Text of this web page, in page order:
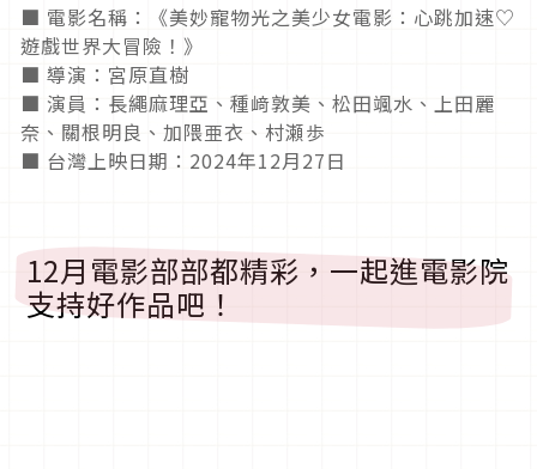
■ 電影名稱：《美妙寵物光之美少女電影：心跳加速♡
遊戲世界大冒險！》
■ 導演：宮原直樹
■ 演員：長繩麻理亞、種﨑敦美、松田颯水、上田麗
奈、關根明良、加隈亜衣、村瀬歩
■ 台灣上映日期：2024年12月27日
12月電影部部都精彩，一起進電影院
支持好作品吧！